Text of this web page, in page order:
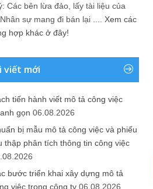
Các bên lừa đảo, lấy tài liệu của
sự mang đi bán lại .... Xem các
hợp khác ở đây!
viết mới
tiến hành viết mô tả công việc
gọn 06.08.2026
bị mẫu mô tả công việc và phiếu
thập phân tích thông tin công việc
bước triển khai xây dựng mô tả
việc trong công ty 06.08.2026